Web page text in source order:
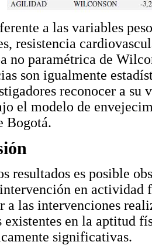
a las variables
resistencia
no paramétrica de
son igualmente
reconocer a su
el modelo de
Bogotá.
resultados es posible
en actividad
a las intervenciones
existentes en la aptitud
significativas.